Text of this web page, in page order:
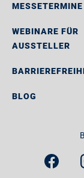
MESSETERMINE
WEBINARE FÜR
AUSSTELLER
BLOG